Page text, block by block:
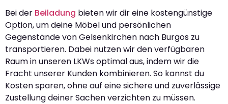
Bei der Beiladung bieten wir dir eine kostengünstige
Option, um deine Möbel und persönlichen
Gegenstände von Gelsenkirchen nach Burgos zu
transportieren. Dabei nutzen wir den verfügbaren
Raum in unseren LKWs optimal aus, indem wir die
Fracht unserer Kunden kombinieren. So kannst du
Kosten sparen, ohne auf eine sichere und zuverlässige
Zustellung deiner Sachen verzichten zu müssen.